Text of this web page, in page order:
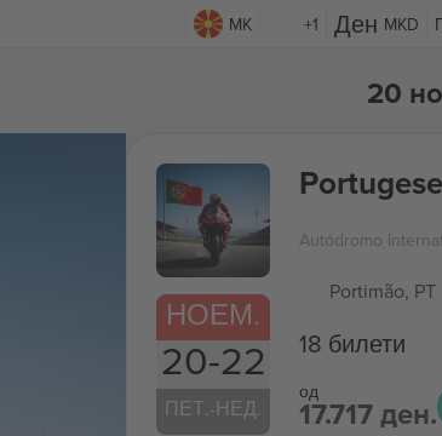
MK +1 MKD
20
НОЕМ.
20-22
ПЕТ.-НЕД.
Autódromo
Portimão, PT
18 билети
од
17.717 ден.